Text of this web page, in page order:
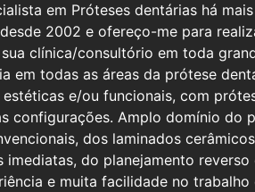
em Próteses dentárias há
2002 e ofereço-me para
clínica/consultório em toda
em todas as áreas da prótese
e/ou funcionais, com
configurações. Amplo domínio do
dos laminados
imediatas, do planejamento
e muita facilidade no trabalho